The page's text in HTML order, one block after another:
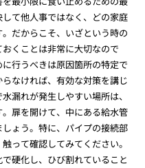
て他人事ではなく、どの家庭
だからこそ、いざという時の
くことは非常に大切なので
行うべきは原因箇所の特定で
なければ、有効な対策を講じ
漏れが発生しやすい場所は、
扉を開けて、中にある給水管
ょう。特に、パイプの接続部
って確認してみてください。
硬化し、ひび割れていること